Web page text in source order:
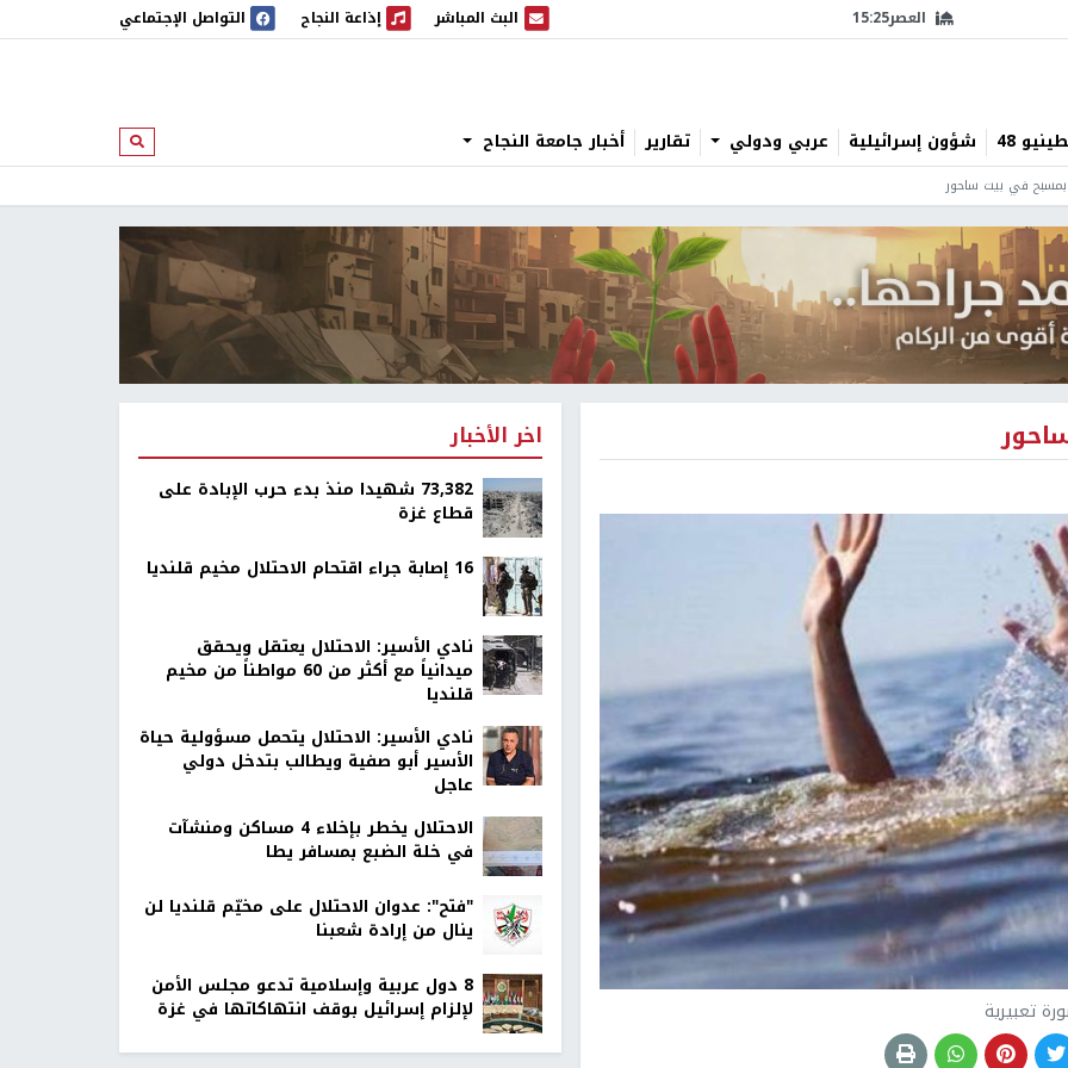
العصر15:25 البث المباشر
البث المباشر إذاعة النجاح
إذاعة النجاح التواصل الإجتماعي
48 شؤون إسرائيلية عربي ودولي تقارير أخبار جامعة النجاح ابحث
في بيت ساحور
تعبيرية
اخر الأخبار
73,382 شهيدا منذ بدء حرب الإبادة على
قطاع غزة
16 إصابة جراء اقتحام الاحتلال مخيم قلنديا
نادي الأسير: الاحتلال يعتقل ويحقق
ميدانياً مع أكثر من 60 مواطناً من مخيم
قلنديا
نادي الأسير: الاحتلال يتحمل مسؤولية حياة
الأسير أبو صفية ويطالب بتدخل دولي
عاجل
الاحتلال يخطر بإخلاء 4 مساكن ومنشآت
في خلة الضبع بمسافر يطا
"فتح": عدوان الاحتلال على مخيّم قلنديا لن
ينال من إرادة شعبنا
8 دول عربية وإسلامية تدعو مجلس الأمن
لإلزام إسرائيل بوقف انتهاكاتها في غزة